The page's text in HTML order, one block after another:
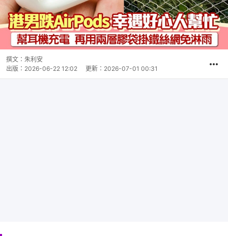
撰文： 朱利安
出版： 2026-06-22 12:02 更新： 2026-07-01 00:31